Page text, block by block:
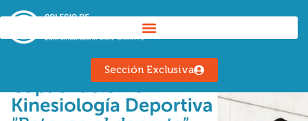
Sección Exclusiva